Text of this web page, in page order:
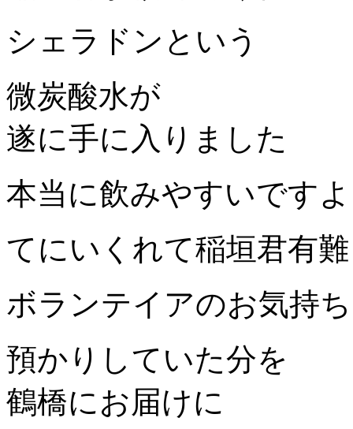
シェラドンという
微炭酸水が
遂に手に入りました
本当に飲みやすいですよ
てにいくれて稲垣君有
ボランテイアのお気持ち
預かりしていた分を
鶴橋にお届けに